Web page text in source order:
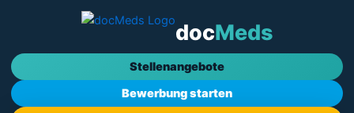
docMeds
Stellenangebote
Bewerbung starten